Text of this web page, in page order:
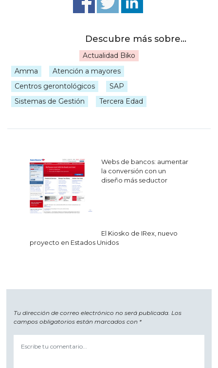
Actualidad Biko
Amma
Atención a mayores
Centros gerontológicos
SAP
Sistemas de Gestión
Tercera Edad
Navegación
de
entradas
Webs de bancos: aumentar
la conversión con un
diseño más seductor
El Kiosko de IRex, nuevo
proyecto en Estados Unidos
Tu dirección de correo electrónico no será publicada. Los
campos obligatorios están marcados con *